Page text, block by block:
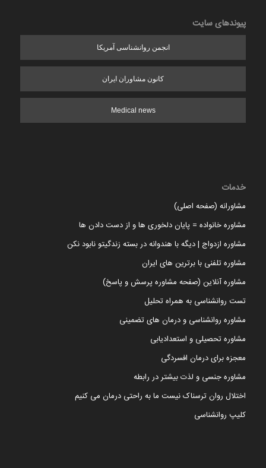
پیوندهای سایت
انجمن روانشناسی آمریکا
کانون مشاوران ایران
Medical news
خدمات
مشاورانه (صفحه اصلی)
مشاوره خانواده = پایان دلخوری ها و از دست دادن ها
مشاوره ازدواج | دیگه با هندوانه در بسته زندگیتو نابود نکن
مشاوره تلفنی با برترین های ایران
مشاوره آنلاین (صفحه مشاوره پرسش و پاسخ)
تست روانشناسی به همراه تحلیل
مشاوره روانشناسی و درمان های تضمینی
مشاوره تحصیلی و استعدادیابی
معجزه برای درمان افسردگی
مشاوره جنسی و لذت بیشتر در رابطه
اختلال روان ترسناک نیست ما به راحتی درمان می کنیم
کلیپ روانشناسی